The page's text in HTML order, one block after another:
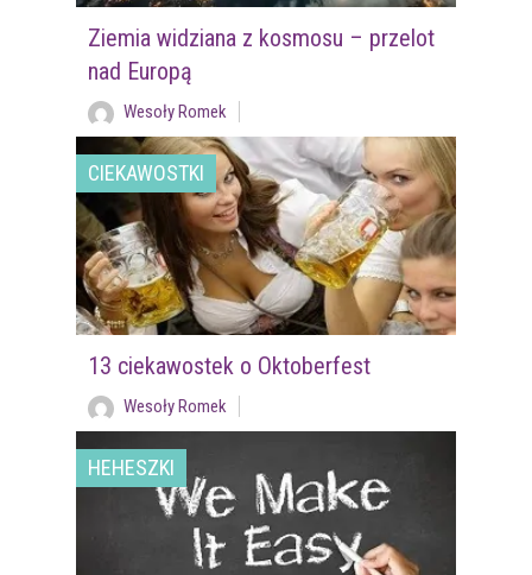
Ziemia widziana z kosmosu – przelot
nad Europą
Wesoły Romek
CIEKAWOSTKI
13 ciekawostek o Oktoberfest
Wesoły Romek
HEHESZKI